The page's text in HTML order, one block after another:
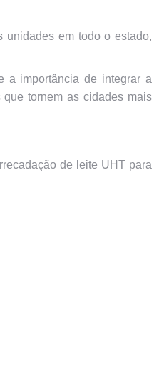
unidades em todo o estado,
a importância de integrar a
tornem as cidades mais
de leite UHT para